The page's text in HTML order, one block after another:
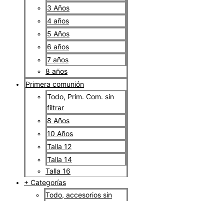
3 Años
4 años
5 Años
6 años
7 años
8 años
Primera comunión
Todo, Prim. Com. sin
filtrar
8 Años
10 Años
Talla 12
Talla 14
Talla 16
+ Categorías
Todo, accesorios sin